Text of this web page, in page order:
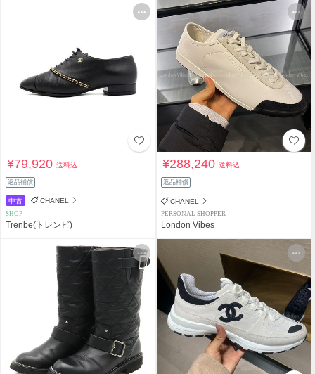
¥79,920送料込
返品補償
中古 CHANEL
SHOP
Trenbe(トレンビ)
¥288,240送料込
返品補償
CHANEL
PERSONAL SHOPPER
London Vibes